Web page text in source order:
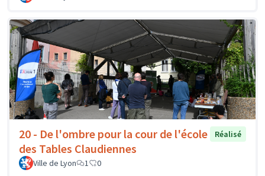
20 - De l'ombre pour la cour de l'école
des Tables Claudiennes
Réalisé
Ville de Lyon 1 0